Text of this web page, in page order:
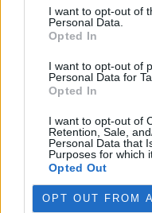
I want to opt-out of
Personal Data.
Opted In
I want to opt-out of
Personal Data for
Opted In
I want to opt-out of
Retention, Sale,
Personal Data that
Purposes for which
Opted Out
OPT OUT FROM
jejich loď, která
patřící nadaci kanadsko-
palubě nebyl. Píše o tom
policii.
Záchranná stanice v
volně žijících zvířat
5.8.2026 17:40 | PRAHA (